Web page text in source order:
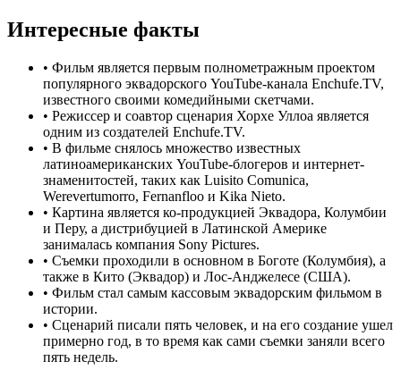
Интересные факты
• Фильм является первым полнометражным проектом
популярного эквадорского YouTube-канала Enchufe.TV,
известного своими комедийными скетчами.
• Режиссер и соавтор сценария Хорхе Уллоа является
одним из создателей Enchufe.TV.
• В фильме снялось множество известных
латиноамериканских YouTube-блогеров и интернет-
знаменитостей, таких как Luisito Comunica,
Werevertumorro, Fernanfloo и Kika Nieto.
• Картина является ко-продукцией Эквадора, Колумбии
и Перу, а дистрибуцией в Латинской Америке
занималась компания Sony Pictures.
• Съемки проходили в основном в Боготе (Колумбия), а
также в Кито (Эквадор) и Лос-Анджелесе (США).
• Фильм стал самым кассовым эквадорским фильмом в
истории.
• Сценарий писали пять человек, и на его создание ушел
примерно год, в то время как сами съемки заняли всего
пять недель.